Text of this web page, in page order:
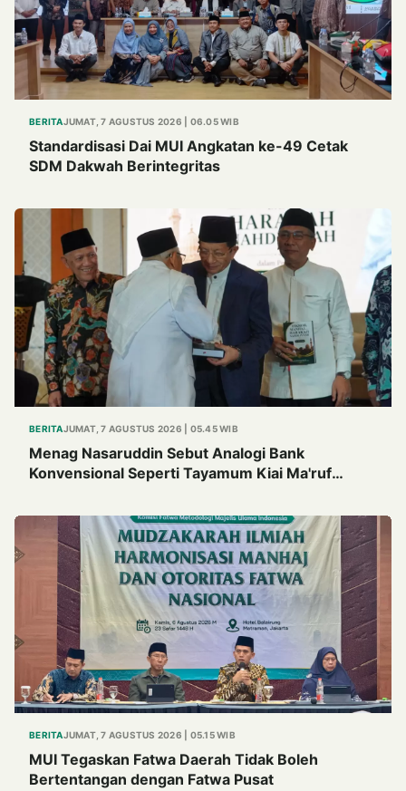
BERITAJUMAT, 7 AGUSTUS 2026 | 06.05 WIB
Standardisasi Dai MUI Angkatan ke-49 Cetak
SDM Dakwah Berintegritas
BERITAJUMAT, 7 AGUSTUS 2026 | 05.45 WIB
Menag Nasaruddin Sebut Analogi Bank
Konvensional Seperti Tayamum Kiai Ma'ruf
BERITAJUMAT, 7 AGUSTUS 2026 | 05.15 WIB
MUI Tegaskan Fatwa Daerah Tidak Boleh
Bertentangan dengan Fatwa Pusat